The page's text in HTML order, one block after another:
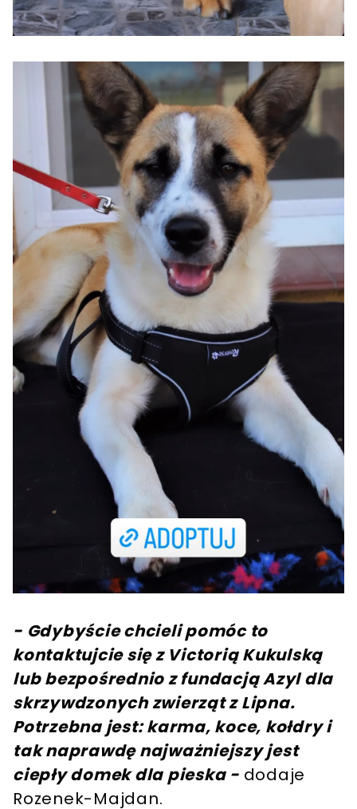
- Gdybyście chcieli pomóc to
kontaktujcie się z Victorią Kukulską
lub bezpośrednio z fundacją Azyl dla
skrzywdzonych zwierząt z Lipna.
Potrzebna jest: karma, koce, kołdry i
tak naprawdę najważniejszy jest
ciepły domek dla pieska - dodaje
Rozenek-Majdan.